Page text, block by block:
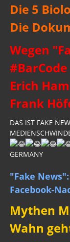
Die 5
Die
Wegen
Erich
Frank
DAS IST FAKE
GERMANY
"Fake
Facebook-
Mythen
Wahn